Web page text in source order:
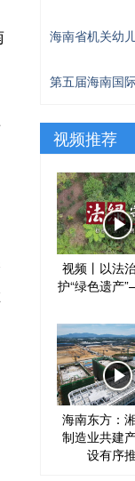
海南省机关幼
第五届海南国
视频推荐
视频丨以法
护“绿色遗产
海南东方：
制造业共建
设有序